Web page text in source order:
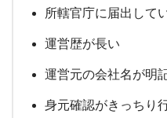
所轄官庁に届出して
運営歴が長い
運営元の会社名が明
身元確認がきっちり